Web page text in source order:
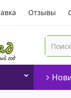
Отзывы